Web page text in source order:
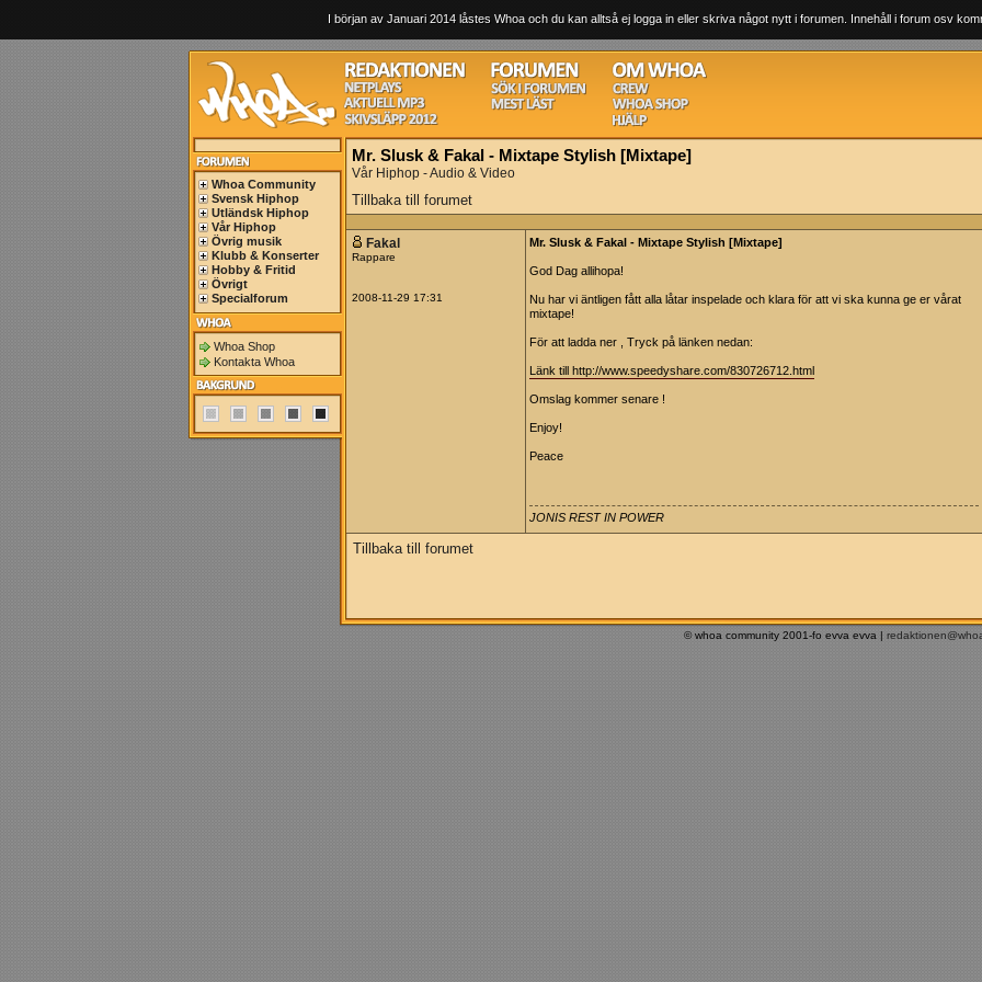
I början av Januari 2014 låstes Whoa och du kan alltså ej logga in eller skriva något nytt i forumen. Innehåll i forum osv
Whoa Community
Svensk Hiphop
Utländsk Hiphop
Vår Hiphop
Övrig musik
Klubb & Konserter
Hobby & Fritid
Övrigt
Specialforum
Whoa Shop
Kontakta Whoa
Mr. Slusk & Fakal - Mixtape Stylish [Mixtape]
Vår Hiphop - Audio & Video
Tillbaka till forumet
Fakal
Rappare
2008-11-29 17:31
Mr. Slusk & Fakal - Mixtape Stylish [Mixtape]
God Dag allihopa!
Nu har vi äntligen fått alla låtar inspelade och klara för att vi ska kunna ge er vårat
mixtape!
För att ladda ner , Tryck på länken nedan:
Länk till http://www.speedyshare.com/830726712.html
Omslag kommer senare !
Enjoy!
Peace
JONIS REST IN POWER
Tillbaka till forumet
© whoa community 2001-fo evva evva |